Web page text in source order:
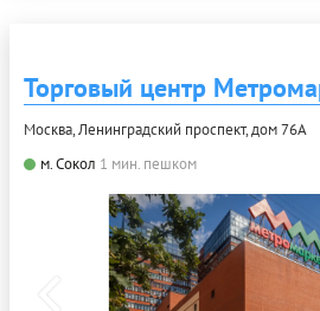
Торговый центр
Москва, Ленинградский проспект, дом 76А
м. Сокол 1 мин. пешком